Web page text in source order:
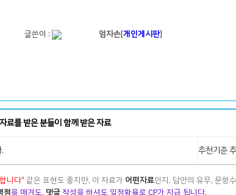
글쓴이 : 엄자손[개인게시판]
료를 받은 분들이 함께 받은 자료
추천기준
니다" 같은 표현도 좋지만, 이 자료가 어떤자료인지, 답안의 유무, 문항
점을 매겨도, 댓글 작성을 하셔도 일정확율로 CP가 지급 됩니다.